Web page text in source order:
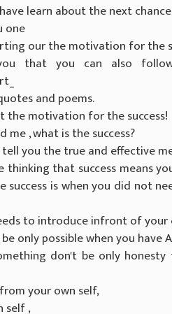
learn about the next
one
our the motivation for the
that you can also
and poems.
the motivation for the success!
me , what is the success?
you the true and effective
thinking that success means
success is when you did not
to introduce infront of your
only possible when you have
don't be only
your own self,
self ,